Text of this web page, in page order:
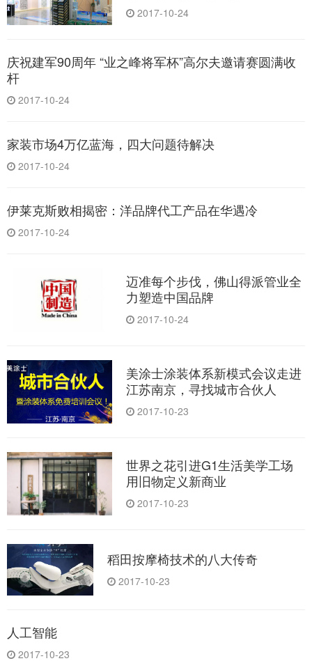
2017-10-24
庆祝建军90周年 “业之峰将军杯”高尔夫邀请赛圆满收
杆
2017-10-24
家装市场4万亿蓝海，四大问题待解决
2017-10-24
伊莱克斯败相揭密：洋品牌代工产品在华遇冷
2017-10-24
迈准每个步伐，佛山得派管业全
力塑造中国品牌
2017-10-24
美涂士涂装体系新模式会议走进
江苏南京，寻找城市合伙人
2017-10-23
世界之花引进G1生活美学工场
用旧物定义新商业
2017-10-23
稻田按摩椅技术的八大传奇
2017-10-23
人工智能
2017-10-23